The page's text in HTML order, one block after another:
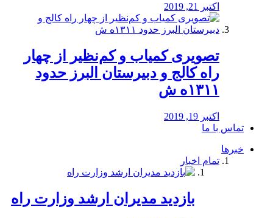
اکتبر 21, 2019
️تصویری کمیاب و کم‌نظیر از چهار
راه كالج و دبيرستان البرز حدود
۱۳۱۱ه ش
اکتبر 19, 2019
تماس با ما
خبرها
تمام اخبار
بازدید مدیران ارشد وزارت راه